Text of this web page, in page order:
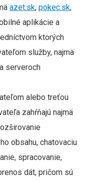
azet.sk, pokec.sk,
aplikácie a
ktorých
služby, najmä
serveroch
alebo treťou
zahŕňajú najmä
obsahu, chatovaciu
spracovanie,
dát, pričom sú